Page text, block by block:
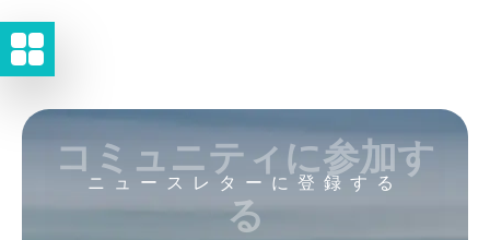
ニュースレターに登録する
コミュニティに参加す
る